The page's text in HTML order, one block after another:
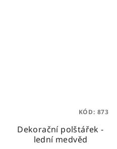
Dekorační polštářek -
lední medvěd
KÓD: 873